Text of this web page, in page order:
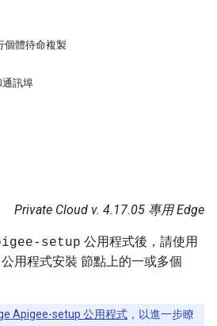
個體待命複製
通訊埠
Private Cloud v. 4.17.05 專用 Edge
setup 公用程式後，請使用
公用程式安裝 節點上的一或多個
Apigee-setup 公用程式 ，以進一步瞭